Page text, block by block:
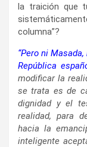
la traición que
columna”?
“Pero ni
República
modificar la
se trata es de
dignidad y el
realidad, para
hacia la
inteligente